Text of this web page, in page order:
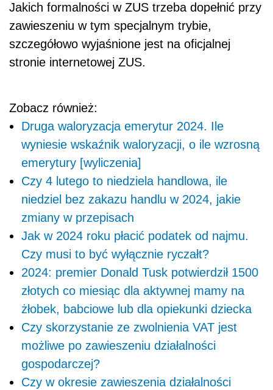
Jakich formalności w ZUS trzeba dopełnić przy
zawieszeniu w tym specjalnym trybie,
szczegółowo wyjaśnione jest na oficjalnej
stronie internetowej ZUS.
Zobacz również:
Druga waloryzacja emerytur 2024. Ile
wyniesie wskaźnik waloryzacji, o ile wzrosną
emerytury [wyliczenia]
Czy 4 lutego to niedziela handlowa, ile
niedziel bez zakazu handlu w 2024, jakie
zmiany w przepisach
Jak w 2024 roku płacić podatek od najmu.
Czy musi to być wyłącznie ryczałt?
2024: premier Donald Tusk potwierdził 1500
złotych co miesiąc dla aktywnej mamy na
żłobek, babciowe lub dla opiekunki dziecka
Czy skorzystanie ze zwolnienia VAT jest
możliwe po zawieszeniu działalności
gospodarczej?
Czy w okresie zawieszenia działalności